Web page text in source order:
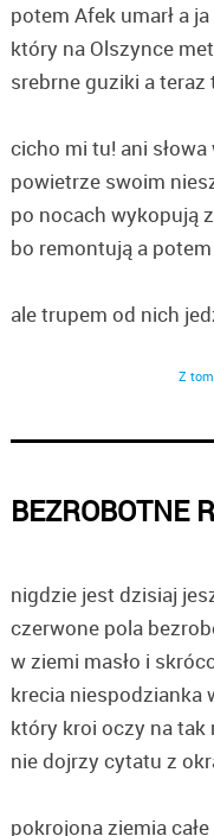
potem Afek umarł a
który na Olszynce
srebrne guziki a teraz
cicho mi tu! ani
powietrze swoim
po nocach wykopują
bo remontują a
ale trupem od nich
Z
BEZROBOTNE
nigdzie jest dzisiaj
czerwone pola
w ziemi masło i
krecia niespodzianka
który kroi oczy na tak
nie dojrzy cytatu z
pokrojona ziemia